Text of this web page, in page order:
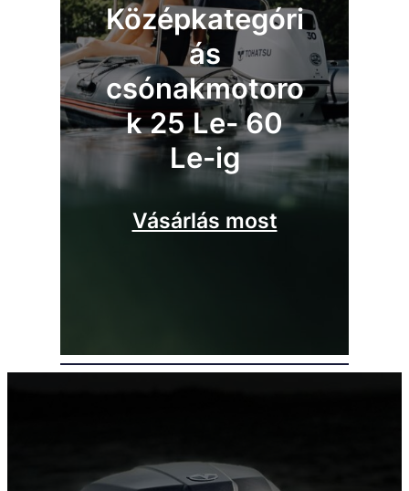
Középkategóri
ás
csónakmotoro
k 25 Le- 60
Le-ig
Vásárlás most